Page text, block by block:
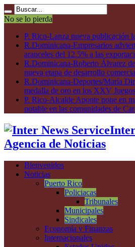
No se lo pierda
P. Rico-Lanza nueva publicación
R.Dominicana-Empresarios
aranceles del 12.5% a las
R.Dominicana-Roberto Álvarez
nueva etapa de desarrollo
R.Dominicana-Deportes/María
medalla de oro en los XXV
P. Rico-Alcalde Aponte pone en
potable en las comunidades de
Agencia de Noticias
Bienvenidos
Noticias
Puerto Rico
Policiacas
Tribunales
Municipales
Sindicales
Economía y Finanzas
Internacionales